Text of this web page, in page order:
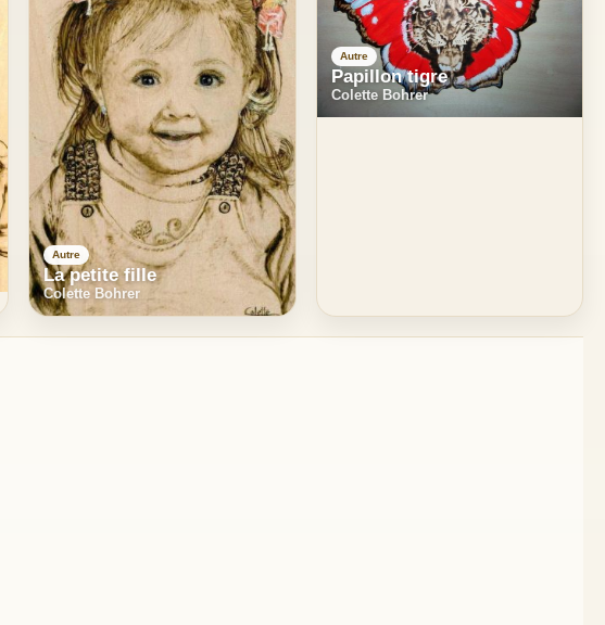
Autre
La petite fille
Colette Bohrer
Autre
Papillon tigre
Colette Bohrer